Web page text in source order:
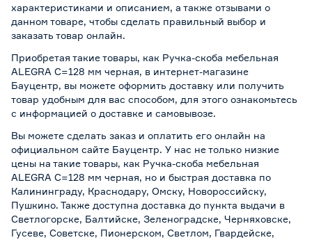
характеристиками и описанием, а также отзывами о
данном товаре, чтобы сделать правильный выбор и
заказать товар онлайн.
Приобретая такие товары, как Ручка-скоба мебельная
ALEGRA С=128 мм черная, в интернет-магазине
Бауцентр, вы можете оформить доставку или получить
товар удобным для вас способом, для этого ознакомьтесь
с информацией о доставке и самовывозе.
Вы можете сделать заказ и оплатить его онлайн на
официальном сайте Бауцентр. У нас не только низкие
цены на такие товары, как Ручка-скоба мебельная
ALEGRA С=128 мм черная, но и быстрая доставка по
Калининграду, Краснодару, Омску, Новороссийску,
Пушкино. Также доступна доставка до пункта выдачи в
Светлогорске, Балтийске, Зеленоградске, Черняховске,
Гусеве, Советске, Пионерском, Светлом, Гвардейске,